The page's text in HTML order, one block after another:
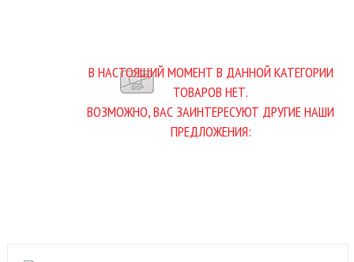
В НАСТОЯЩИЙ МОМЕНТ В ДАННОЙ КАТЕГОРИИ
ТОВАРОВ НЕТ.
ВОЗМОЖНО, ВАС ЗАИНТЕРЕСУЮТ ДРУГИЕ НАШИ
ПРЕДЛОЖЕНИЯ: